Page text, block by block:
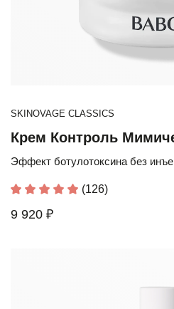
SKINOVAGE CLASSICS
Крем Контроль
Эффект ботулотоксина без
(126)
9 920 ₽